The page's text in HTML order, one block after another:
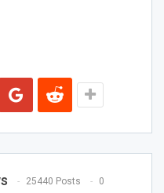
25440 Posts 0